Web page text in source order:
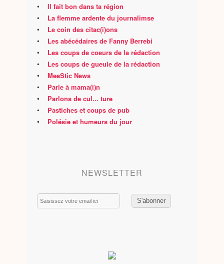
• Il fait bon dans ta région
• La flemme ardente du journalimse
• Le coin des citac(i)ons
• Les abécédaires de Fanny Berrebi
• Les coups de coeurs de la rédaction
• Les coups de gueule de la rédaction
• MeeStic News
• Parle à mama(i)n
• Parlons de cul... ture
• Pastiches et coups de pub
• Polésie et humeurs du jour
NEWSLETTER
Email